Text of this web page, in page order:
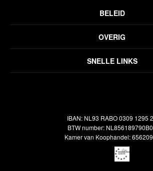
SNELLE LINKS
OVERIG
Inspiratie
Veelgestelde vragen
BELEID
Disclaimer
Verzendbeleid
IBAN: NL93 RABO 0309 1295
BTW number:
Kamer van Koophandel: